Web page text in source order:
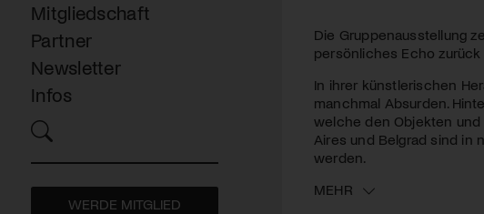
Mitgliedschaft
Partner
Newsletter
Infos
WERDE MITGLIED
Die Gruppenausstellung
persönliches Echo zurück
In ihrer künstlerischen
manchmal Absurden.
welche den Objekten und
Aires und Belgrad sind in
werden.
MEHR